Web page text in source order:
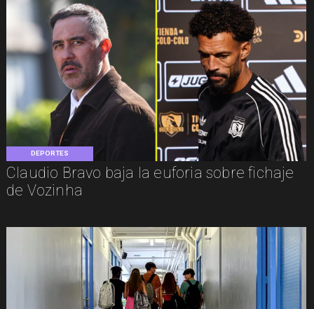
DEPORTES
Claudio Bravo baja la euforia sobre fichaje
de Vozinha